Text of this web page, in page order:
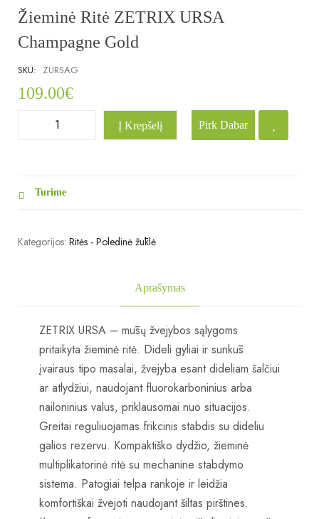
Žieminė Ritė ZETRIX URSA
Champagne Gold
SKU: ZURSAG
109.00€
Į Krepšelį Pirk Dabar
Turime
Kategorijos: Ritės - Poledinė žūklė
Aprašymas
ZETRIX URSA – mūsų žvejybos sąlygoms
pritaikyta žieminė ritė. Dideli gyliai ir sunkūs
įvairaus tipo masalai, žvejyba esant dideliam šalčiui
ar atlydžiui, naudojant fluorokarboninius arba
nailoninius valus, priklausomai nuo situacijos.
Greitai reguliuojamas frikcinis stabdis su dideliu
galios rezervu. Kompaktiško dydžio, žieminė
multiplikatorinė ritė su mechanine stabdymo
sistema. Patogiai telpa rankoje ir leidžia
komfortiškai žvejoti naudojant šiltas pirštines.